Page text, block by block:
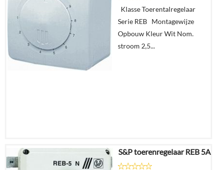
Details
In
Klasse Toerentalregelaar
Serie REB Montagewijze
Opbouw Kleur Wit Nom.
stroom 2,5...
€152,46
S&P toerenregelaar REB 5A